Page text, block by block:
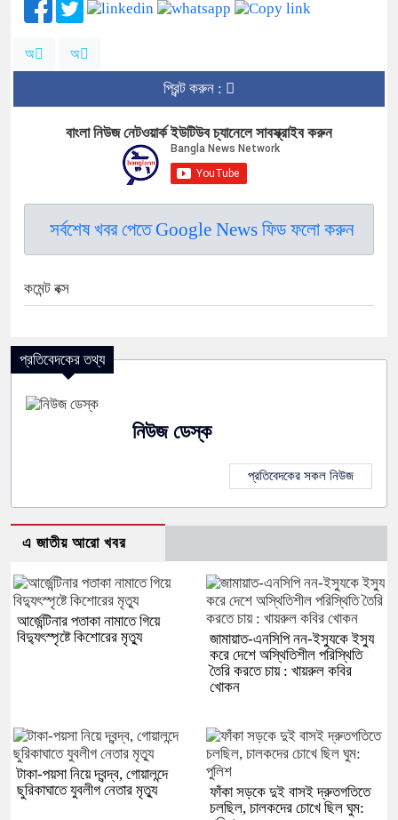
অ অ
প্রিন্ট করুন :
বাংলা নিউজ নেটওয়ার্ক ইউটিউব চ্যানেলে সাবস্ক্রাইব করুন
সর্বশেষ খবর পেতে Google News ফিড ফলো করুন
কমেন্ট বক্স
প্রতিবেদকের তথ্য
নিউজ ডেস্ক
প্রতিবেদকের সকল নিউজ
এ জাতীয় আরো খবর
আর্জেন্টিনার পতাকা নামাতে গিয়ে
বিদ্যুৎস্পৃষ্টে কিশোরের মৃত্যু
জামায়াত-এনসিপি নন-ইস্যুকে ইস্যু
করে দেশে অস্থিতিশীল পরিস্থিতি
তৈরি করতে চায় : খায়রুল কবির
খোকন
টাকা-পয়সা নিয়ে দ্বন্দ্ব, গোয়ালন্দে
ছুরিকাঘাতে যুবলীগ নেতার মৃত্যু
ফাঁকা সড়কে দুই বাসই দ্রুতগতিতে
চলছিল, চালকদের চোখে ছিল ঘুম: